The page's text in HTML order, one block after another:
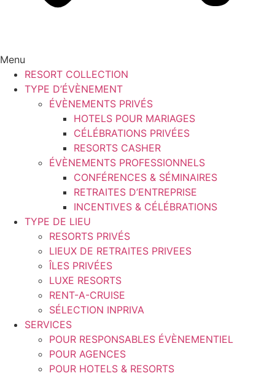
Menu
RESORT COLLECTION
TYPE D’ÉVÈNEMENT
ÉVÈNEMENTS PRIVÉS
HOTELS POUR MARIAGES
CÉLÉBRATIONS PRIVÉES
RESORTS CASHER
ÉVÈNEMENTS PROFESSIONNELS
CONFÉRENCES & SÉMINAIRES
RETRAITES D’ENTREPRISE
INCENTIVES & CÉLÉBRATIONS
TYPE DE LIEU
RESORTS PRIVÉS
LIEUX DE RETRAITES PRIVEES
ÎLES PRIVÉES
LUXE RESORTS
RENT-A-CRUISE
SÉLECTION INPRIVA
SERVICES
POUR RESPONSABLES ÉVÈNEMENTIEL
POUR AGENCES
POUR HOTELS & RESORTS